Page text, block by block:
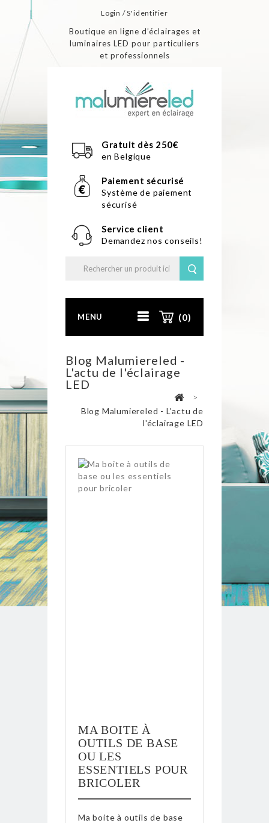
Login / S'identifier
Boutique en ligne d’éclairages et
luminaires LED pour particuliers
et professionnels
Gratuit dès 250€
en Belgique
Paiement sécurisé
Système de paiement
sécurisé
Service client
Demandez nos conseils!
MENU (0)
Blog Malumiereled -
L'actu de l'éclairage
LED
>
Blog Malumiereled - L'actu de
l'éclairage LED
MA BOITE À
OUTILS DE BASE
OU LES
ESSENTIELS POUR
BRICOLER
Ma boite à outils de base